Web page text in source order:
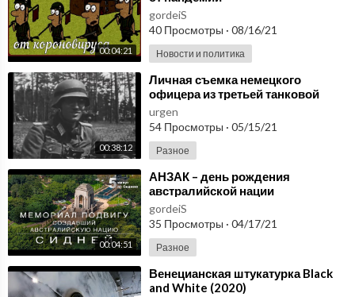
00:04:21
gordeiS
40 Просмотры · 08/16/21
Новости и политика
00:38:12
⁣Личная съемка немецкого
офицера из третьей танковой
группы армии Центр, самое
начало, лето 1941 года
urgen
54 Просмотры · 05/15/21
Разное
00:04:51
⁣АНЗАК – день рождения
австралийской нации
gordeiS
35 Просмотры · 04/17/21
Разное
⁣Венецианская штукатурка Black
and White (2020)